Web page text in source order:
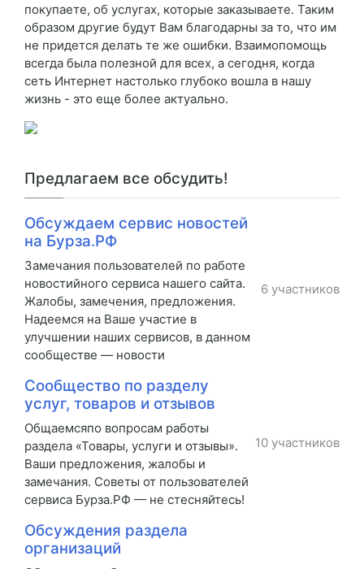
покупаете, об услугах, которые заказываете. Таким
образом другие будут Вам благодарны за то, что им
не придется делать те же ошибки. Взаимопомощь
всегда была полезной для всех, а сегодня, когда
сеть Интернет настолько глубоко вошла в нашу
жизнь - это еще более актуально.
Предлагаем все обсудить!
Обсуждаем сервис новостей
на Бурза.РФ
Замечания пользователей по работе
новостийного сервиса нашего сайта.
Жалобы, замечения, предложения.
Надеемся на Ваше участие в
улучшении наших сервисов, в данном
сообществе — новости
6 участников
Сообщество по разделу
услуг, товаров и отзывов
Общаемсяпо вопросам работы
раздела «Товары, услуги и отзывы».
Ваши предложения, жалобы и
замечания. Советы от пользователей
сервиса Бурза.РФ — не стесняйтесь!
10 участников
Обсуждения раздела
организаций